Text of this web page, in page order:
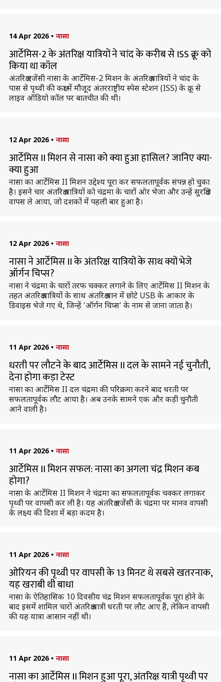
14 Apr 2026 • नासा
आर्टेमिस-2 के अंतरिक्ष यात्रियों ने चांद के करीब से ISS क्रू को
किया था कॉल
अंतरिक्ष एजेंसी नासा के आर्टेमिस-2 मिशन के अंतरिक्ष यात्रियों ने चांद के
पास से पृथ्वी की कक्षा में मौजूद अंतरराष्ट्रीय स्पेस स्टेशन (ISS) के क्रू से
लाइव ऑडियो कॉल पर बातचीत की थी।
12 Apr 2026 • नासा
आर्टेमिस II मिशन से नासा को क्या हुआ हासिल? जानिए क्या-
क्या हुआ
नासा का आर्टेमिस II मिशन उद्देश्य पूरा कर सफलतापूर्वक संपन्न हो चुका
है। इसने चार अंतरिक्ष यात्रियों को चंद्रमा के चारों ओर भेजा और उन्हें सुरक्षित
वापस ले आया, जो दशकों में पहली बार हुआ है।
12 Apr 2026 • नासा
नासा ने आर्टेमिस II के अंतरिक्ष यात्रियों के साथ क्यों भेजे
ऑर्गन चिप्स?
नासा ने चंद्रमा के चारों तरफ चक्कर लगाने के लिए आर्टेमिस II मिशन के
तहत अंतरिक्ष यात्रियों के साथ अंतरिक्ष यान में छोटे USB के आकार के
डिवाइस भेजे गए थे, जिन्हें 'ऑर्गन चिप्स' के नाम से जाना जाता है।
11 Apr 2026 • नासा
धरती पर लौटने के बाद आर्टेमिस II दल के सामने नई चुनौती,
देना होगा कड़ा टेस्ट
नासा का आर्टेमिस II दल चंद्रमा की परिक्रमा करने बाद धरती पर
सफलतापूर्वक लौट आया है। अब उनके सामने एक और कड़ी चुनौती
आने वाली है।
11 Apr 2026 • नासा
आर्टेमिस II मिशन सफल: नासा का अगला चंद्र मिशन कब
होगा?
नासा के आर्टेमिस II मिशन ने चंद्रमा का सफलतापूर्वक चक्कर लगाकर
पृथ्वी पर वापसी कर ली है। यह अंतरिक्ष एजेंसी के चंद्रमा पर मानव वापसी
के लक्ष्य की दिशा में बड़ा कदम है।
11 Apr 2026 • नासा
ओरियन की पृथ्वी पर वापसी के 13 मिनट थे सबसे खतरनाक,
यह खराबी थी बाधा
नासा के ऐतिहासिक 10 दिवसीय चंद्र मिशन सफलतापूर्वक पूरा होने के
बाद इसमें शामिल चारों अंतरिक्ष यात्री धरती पर लौट आए हैं, लेकिन वापसी
की यह यात्रा आसान नहीं थी।
11 Apr 2026 • नासा
नासा का आर्टेमिस II मिशन हुआ पूरा, अंतरिक्ष यात्री पृथ्वी पर